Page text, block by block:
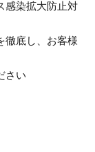
感染拡大防止対
徹底し、お客様
さい